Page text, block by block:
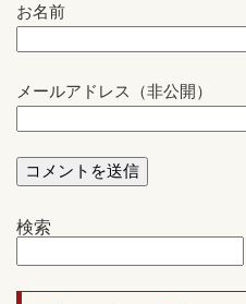
お名前
メールアドレス（非公開）
検索